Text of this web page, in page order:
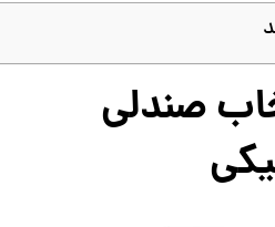
صندلی